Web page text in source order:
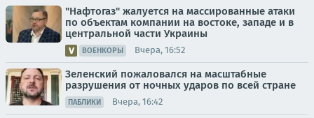
"Нафтогаз" жалуется на массированные атаки
по объектам компании на востоке, западе и в
центральной части Украины
ВОЕНКОРЫ Вчера, 16:52
Зеленский пожаловался на масштабные
разрушения от ночных ударов по всей стране
ПАБЛИКИ Вчера, 16:42